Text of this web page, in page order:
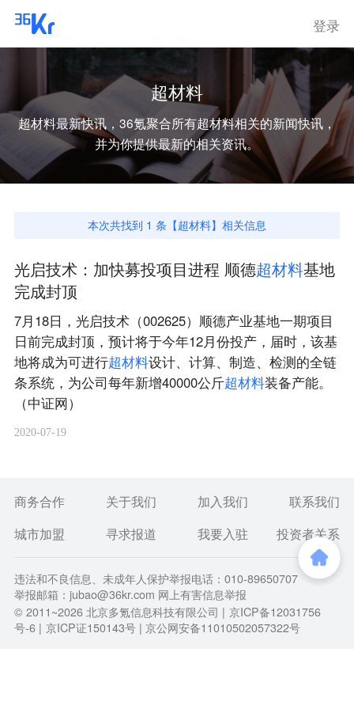
登录
超材料
超材料最新快讯，36氪聚合所有超材料相关的新闻快讯，
并为你提供最新的相关资讯。
本次共找到 1 条【超材料】相关信息
光启技术：加快募投项目进程 顺德超材料基地
完成封顶
7月18日，光启技术（002625）顺德产业基地一期项目
日前完成封顶，预计将于今年12月份投产，届时，该基
地将成为可进行超材料设计、计算、制造、检测的全链
条系统，为公司每年新增40000公斤超材料装备产能。
（中证网）
2020-07-19
商务合作 关于我们 加入我们
联系我们
城市加盟
寻求报道 我要入驻 投资者关系
违法和不良信息、未成年人保护举报电话：010-89650707
举报邮箱：jubao@36kr.com 网上有害信息举报
© 2011~2026北京多氪信息科技有限公司 | 京ICP备12031756
号-6 | 京ICP证150143号 | 京公网安备11010502057322号